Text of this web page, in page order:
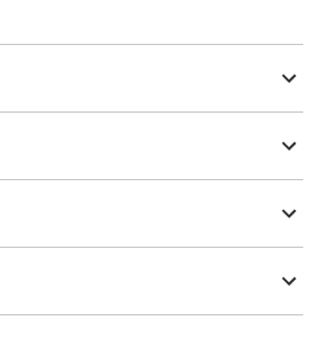
うに描きました。
ため、画面全体に皺があります。
する